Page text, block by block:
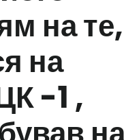
на те,
на
-1 ,